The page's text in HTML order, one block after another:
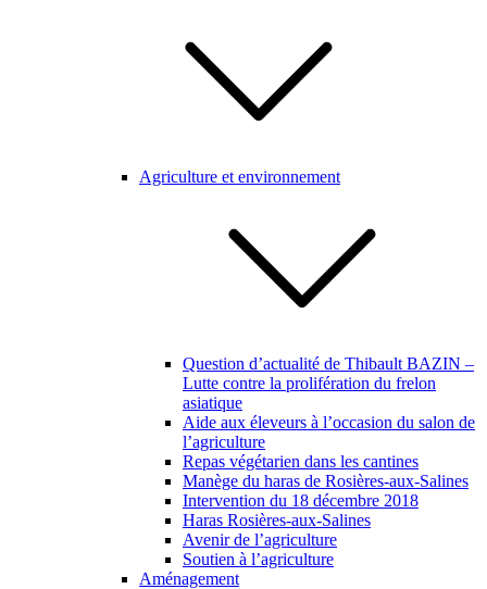
Agriculture et environnement
Question d’actualité de Thibault BAZIN –
Lutte contre la prolifération du frelon
asiatique
Aide aux éleveurs à l’occasion du salon de
l’agriculture
Repas végétarien dans les cantines
Manège du haras de Rosières-aux-Salines
Intervention du 18 décembre 2018
Haras Rosières-aux-Salines
Avenir de l’agriculture
Soutien à l’agriculture
Aménagement